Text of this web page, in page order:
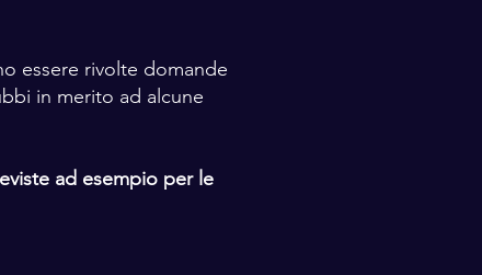
essere rivolte domande
in merito ad alcune
ad esempio per le